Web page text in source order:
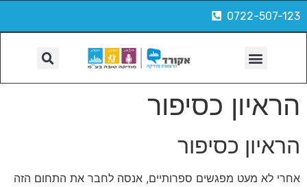
0722-507-123
הראיון כסיפור
הראיון כסיפור
אחרי לא מעט מפגשים ספרותיים, אנסה לחבר את התחום הזה